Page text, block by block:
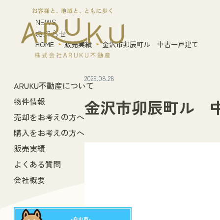
ARUKU不動産について
物件情報
売却をお考えの方へ
購入をお考えの方へ
販売実績
よくある質問
会社概要
NEWS
お知らせ
HOME 販売実績 金沢市卯辰町ル 中古一戸建て
2025.08.28
金沢市卯辰町ル